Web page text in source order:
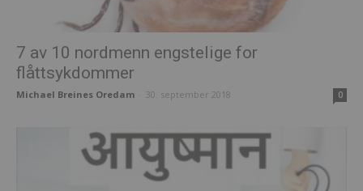
7 av 10 nordmenn engstelige for
flåttsykdommer
Michael Breines Oredam 30. september 2018 0